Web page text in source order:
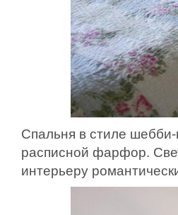
Спальня в стиле
расписной фарфор.
интерьеру